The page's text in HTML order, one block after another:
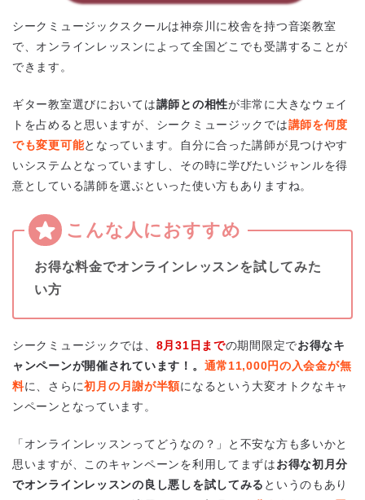
シークミュージックスクールは神奈川に校舎を持つ音楽教室
で、オンラインレッスンによって全国どこでも受講することが
できます。
ギター教室選びにおいては講師との相性が非常に大きなウェイ
トを占めると思いますが、シークミュージックでは講師を何度
でも変更可能となっています。自分に合った講師が見つけやす
いシステムとなっていますし、その時に学びたいジャンルを得
意としている講師を選ぶといった使い方もありますね。
お得な料金でオンラインレッスンを試してみた
い方
シークミュージックでは、 8月31日までの期間限定でお得なキ
ャンペーンが開催されています！。 通常11,000円の入会金が無
料に、さらに初月の月謝が半額になるという大変オトクなキャ
ンペーンとなっています。
「オンラインレッスンってどうなの？」と不安な方も多いかと
思いますが、このキャンペーンを利用してまずはお得な初月分
でオンラインレッスンの良し悪しを試してみる というのもあり